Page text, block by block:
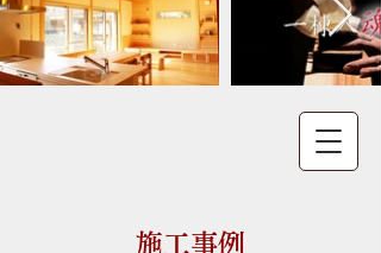
施工事例